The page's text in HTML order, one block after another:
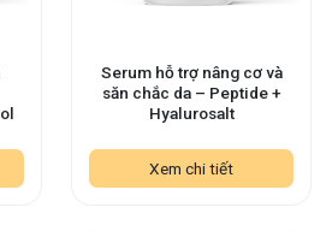
Serum hỗ trợ nâng cơ và
săn chắc da – Peptide +
Hyalurosalt
Xem chi tiết